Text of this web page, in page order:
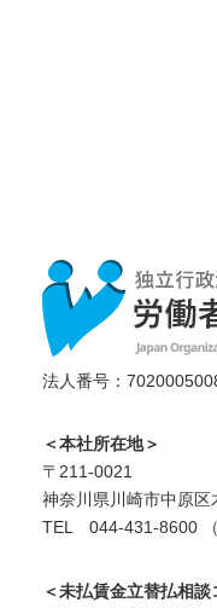
法人番号：
＜本社所在地＞
〒211-0021
神奈川県川崎市中原
TEL 044-431-8600 （
＜未払賃金立替払相談